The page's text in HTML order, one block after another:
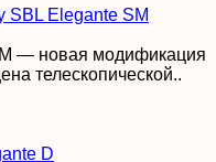
SBL Elegante SM
— новая модификация
телескопической..